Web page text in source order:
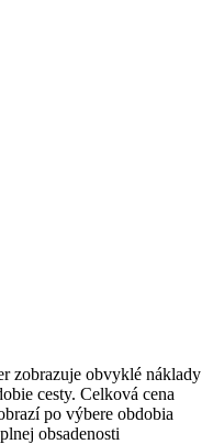
zobrazuje obvyklé náklady
cesty. Celková cena
po výbere obdobia
obsadenosti